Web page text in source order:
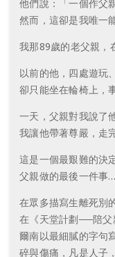
他們說：「一個作父
然而，這卻是我唯一
我那89歲的老父親，
以前的他，四處遊玩
卻只能坐在輪椅上，
一天，父親對我說了
我讓他帶著尊嚴，走
這是一個最艱難的決
父親做的最後一件事
在眾多描寫生離死別
在《天堂計劃──陪父
爾南以最細膩的字句
碎與傷痛，凡是人子